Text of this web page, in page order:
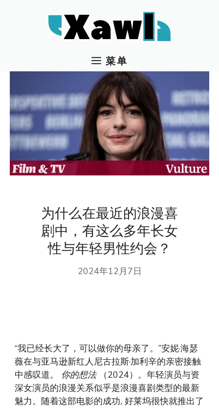
菜单
为什么在最近的浪漫喜
剧中，有这么多年长女
性与年轻男性约会？
2024年12月7日
“我已经长大了，可以做你的母亲了。”安妮·海瑟
薇在与亚马逊新红人尼古拉斯·加利辛的亲密接触
中感叹道。 你的想法（2024）。年轻演员与资
深女演员的浪漫关系似乎是浪漫喜剧类型的最新
魅力。随着这部电影的成功, 好莱坞很快就推出了